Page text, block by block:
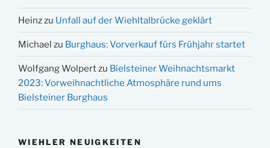
Heinzzu Unfall auf der Wiehltalbrücke geklärt
Michael zu Burghaus: Vorverkauf fürs Frühjahr startet
Wolfgang Wolpertzu Bielsteiner Weihnachtsmarkt
2023: Vorweihnachtliche Atmosphäre rund ums
Bielsteiner Burghaus
WIEHLER NEUIGKEITEN